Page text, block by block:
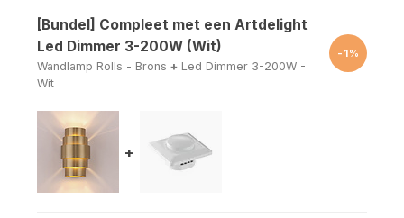
[Bundel] Compleet met een Artdelight
Led Dimmer 3-200W (Wit)
Wandlamp Rolls - Brons + Led Dimmer 3-200W -
Wit
-1%
+